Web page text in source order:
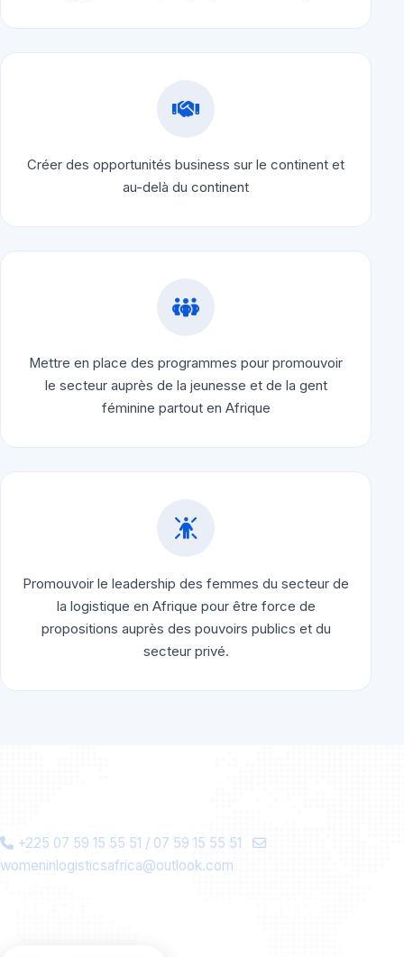
Créer des opportunités business sur le continent et
au-delà du continent
Mettre en place des programmes pour promouvoir
le secteur auprès de la jeunesse et de la gent
féminine partout en Afrique
Promouvoir le leadership des femmes du secteur de
la logistique en Afrique pour être force de
propositions auprès des pouvoirs publics et du
secteur privé.
+225 07 59 15 55 51 / 07 59 15 55 51
womeninlogisticsafrica@outlook.com